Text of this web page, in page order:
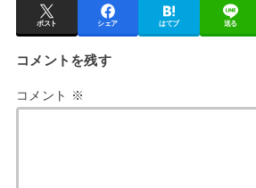
ポスト シェア はてブ 送る
コメントを残す
コメント ※